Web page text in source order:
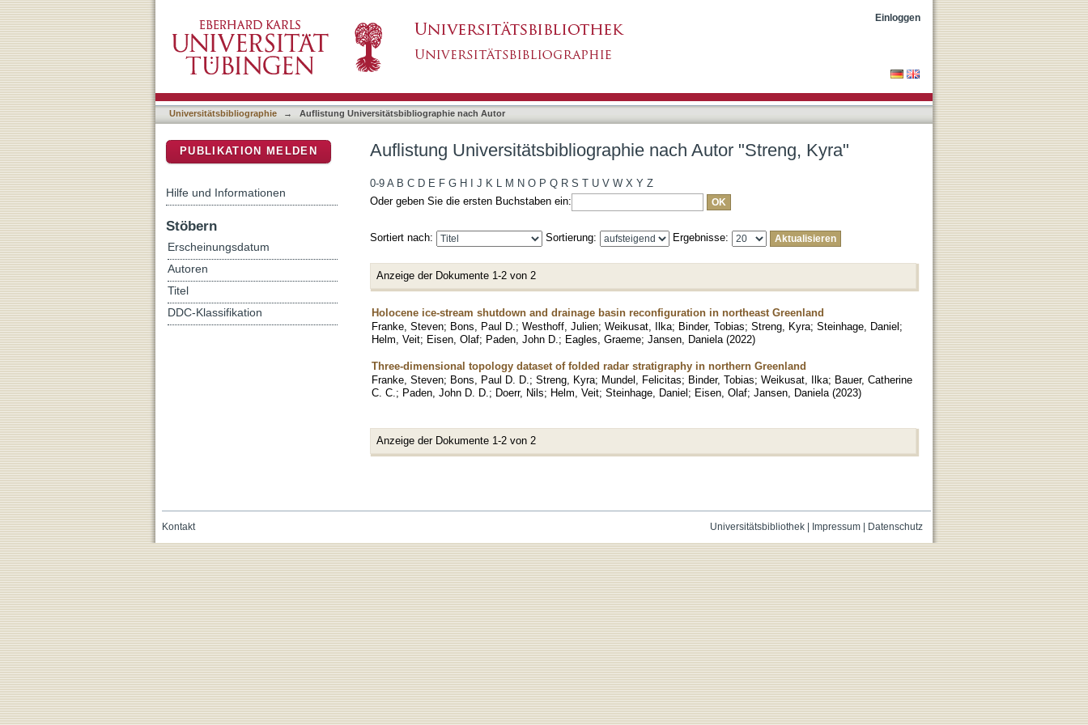
Einloggen
Universitätsbibliographie → Auflistung Universitätsbibliographie nach Autor
Auflistung Universitätsbibliographie nach Autor "Streng, Kyra"
0-9 A B C D E F G H J K L M N O P Q R S T U V W X Y Z
Oder geben Sie die ersten Buchstaben ein:
Sortiert nach: Sortierung: Ergebnisse:
Anzeige der Dokumente 1-2 von 2
Holocene ice-stream shutdown and drainage basin reconfiguration in northeast Greenland
Franke, Steven; Bons, Paul D. ; Westhoff, Julien; Weikusat, Ilka; Binder, Tobias; Streng, Kyra; Steinhage, Daniel;
Helm, Veit; Eisen, Olaf; Paden, John D. ; Eagles, Graeme; Jansen, Daniela (2022)
Three-dimensional topology dataset of folded radar stratigraphy in northern Greenland
Franke, Steven; Bons, Paul D. D. ; Streng, Kyra; Mundel, Felicitas; Binder, Tobias; Weikusat, Ilka; Bauer, Catherine
C. C. ; Paden, John D. D. ; Doerr, Nils; Helm, Veit; Steinhage, Daniel; Eisen, Olaf; Jansen, Daniela (2023)
Anzeige der Dokumente 1-2 von 2
PUBLIKATION MELDEN
Hilfe und Informationen
Stöbern
Erscheinungsdatum
Autoren
Titel
DDC-Klassifikation
Universitätsbibliothek| Impressum| Datenschutz
Kontakt